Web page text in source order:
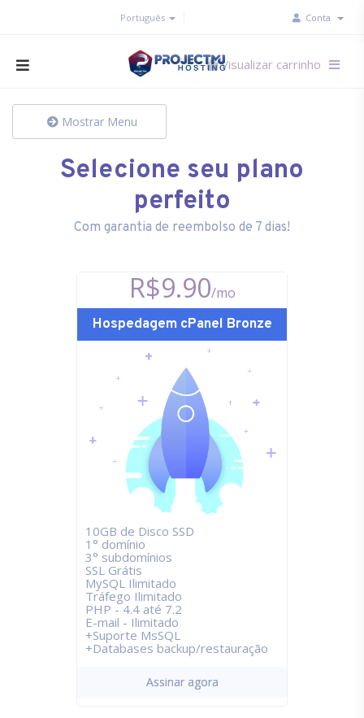
Português Conta
Visualizar carrinho
Mostrar Menu
Selecione seu plano
perfeito
Com garantia de reembolso de 7 dias!
R$9.90/mo
Hospedagem cPanel Bronze
10GB de Disco SSD
1° domínio
3° subdomínios
SSL Grátis
MySQL Ilimitado
Tráfego Ilimitado
PHP - 4.4 até 7.2
E-mail - Ilimitado
+Suporte MsSQL
+Databases backup/restauração
Assinar agora